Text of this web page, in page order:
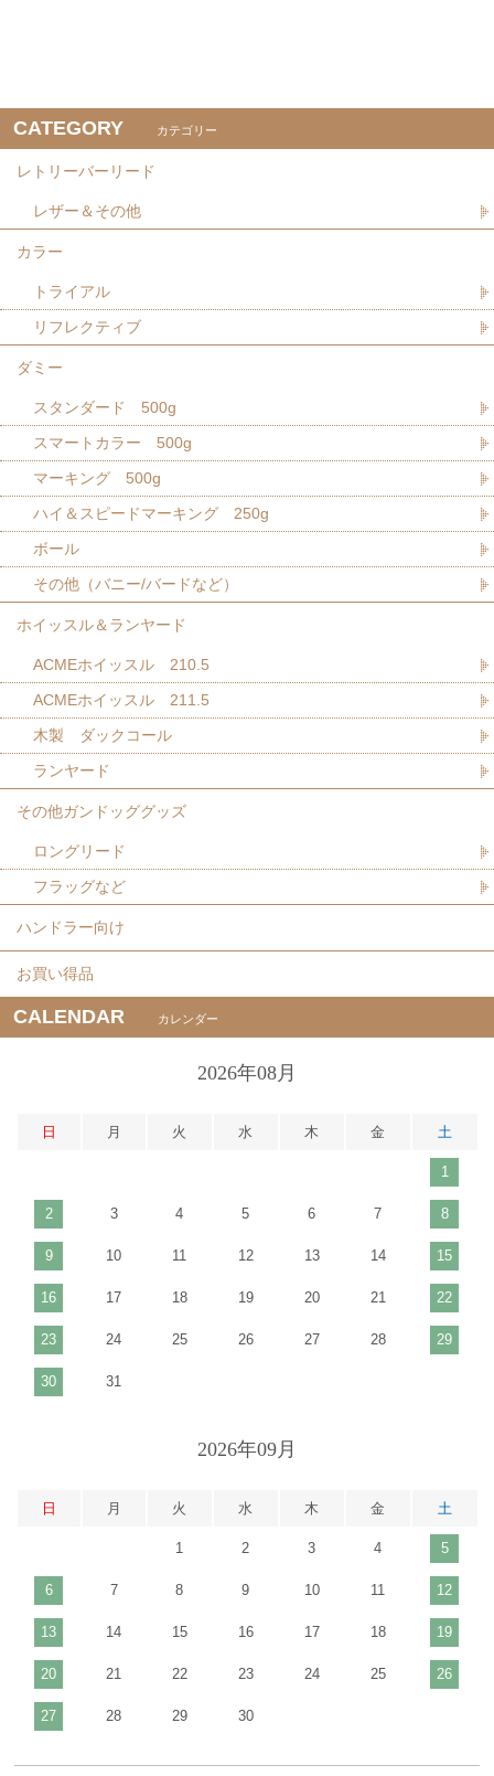
CATEGORY カテゴリー
レトリーバーリード
レザー＆その他
カラー
トライアル
リフレクティブ
ダミー
スタンダード 500g
スマートカラー 500g
マーキング 500g
ハイ＆スピードマーキング 250g
ボール
その他（バニー/バードなど）
ホイッスル＆ランヤード
ACMEホイッスル 210.5
ACMEホイッスル 211.5
木製 ダックコール
ランヤード
その他ガンドッググッズ
ロングリード
フラッグなど
ハンドラー向け
お買い得品
CALENDAR カレンダー
2026年08月
日 月 火 水 木 金 土
1
2 3 4 5 6 7 8
9 10 11 12 13 14 15
16 17 18 19 20 21 22
23 24 25 26 27 28 29
30 31
2026年09月
日 月 火 水 木 金 土
1 2 3 4 5
6 7 8 9 10 11 12
13 14 15 16 17 18 19
20 21 22 23 24 25 26
27 28 29 30